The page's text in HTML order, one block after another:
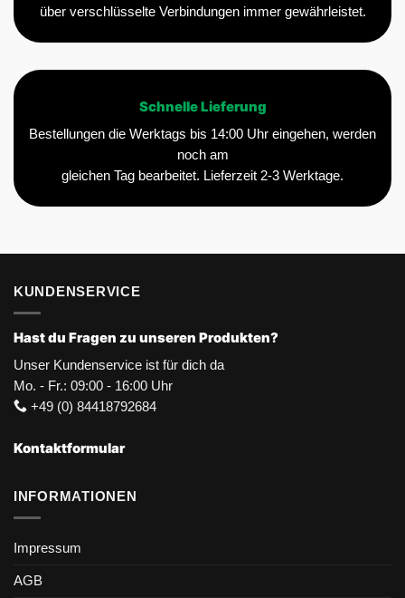
über verschlüsselte Verbindungen immer gewährleistet.
Schnelle Lieferung
Bestellungen die Werktags bis 14:00 Uhr eingehen, werden
noch am
gleichen Tag bearbeitet. Lieferzeit 2-3 Werktage.
KUNDENSERVICE
Hast du Fragen zu unseren Produkten?
Unser Kundenservice ist für dich da
Mo. - Fr.: 09:00 - 16:00 Uhr
+49 (0) 84418792684
Kontaktformular
INFORMATIONEN
Impressum
AGB